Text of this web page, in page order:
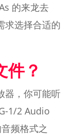
的来龙去
求选择合适的
件？
器，你可能听
1/2 Audio
频格式之